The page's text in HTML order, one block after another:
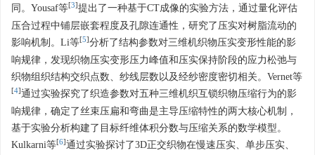
同。Yousaf等[3]提出了一种基于CT成像的实验方法，通过量化评估
压合过程中铺层嵌套程度及孔隙连通性，研究了压实对树脂流动的
影响机制。Li等[5]分析了结构参数对三维机织物压实变形性能的影
响规律，发现织物压实变形压力峰值和压实保持阶段的应力松弛与
织物组织结构交织点数、纱线层数以及经纱密度密切相关。Vernet等
[4]通过实验探究了织造参数对五种三维机织互锁织物压缩行为的影
响规律，确定了丝束压扁和弯曲是主导压缩特性的两大核心机制，
基于实验分析构建了目标纤维体积分数与压缩关系的数学模型。
Kulkarni等[6]通过实验探讨了3D正交织物在慢速压实、单步压实、